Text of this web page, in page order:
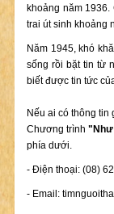
khoảng năm
trai út sinh khoảng
Năm 1945, khó
sống rồi bặt tin từ
biết được tin tức
Nếu ai có thông
Chương trình
phía dưới.
- Điện thoại: (08)
- Email: